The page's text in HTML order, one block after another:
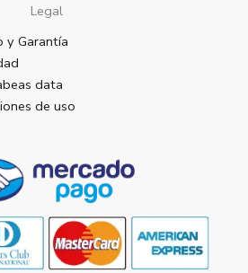
Legal
y Garantía
data
de uso